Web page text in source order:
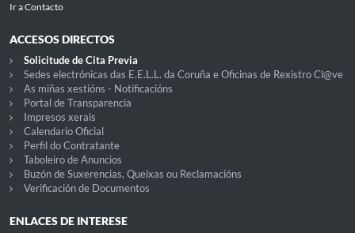
Ir a Contacto
ACCESOS DIRECTOS
Solicitude de Cita Previa
Sedes electrónicas das E.E.L.L. da Coruña e Oficinas de Rexistro Cl@ve
As miñas xestións - Notificacións
Portal de Transparencia
Impresos xerais
Calendario Oficial
Perfil do Contratante
Taboleiro de Anuncios
Buzón de Suxerencias, Queixas ou Reclamacións
Verificación de Documentos
ENLACES DE INTERESE